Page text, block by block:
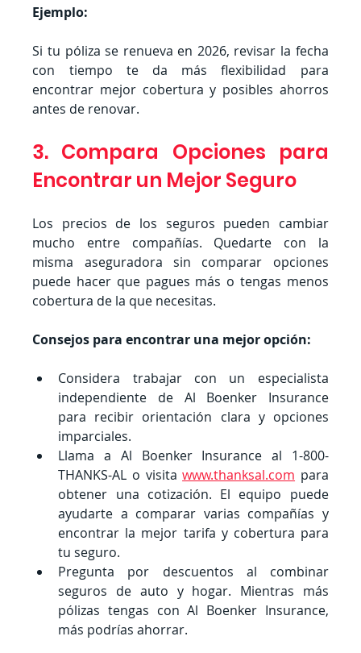
Ejemplo:
Si tu póliza se renueva en 2026, revisar la fecha
con tiempo te da más flexibilidad para
encontrar mejor cobertura y posibles ahorros
antes de renovar.
3. Compara Opciones para
Encontrar un Mejor Seguro
Los precios de los seguros pueden cambiar
mucho entre compañías. Quedarte con la
misma aseguradora sin comparar opciones
puede hacer que pagues más o tengas menos
cobertura de la que necesitas.
Consejos para encontrar una mejor opción:
Considera trabajar con un especialista
independiente de Al Boenker Insurance
para recibir orientación clara y opciones
imparciales.
Llama a Al Boenker Insurance al 1-800-
THANKS-AL o visita www.thanksal.com para
obtener una cotización. El equipo puede
ayudarte a comparar varias compañías y
encontrar la mejor tarifa y cobertura para
tu seguro.
Pregunta por descuentos al combinar
seguros de auto y hogar. Mientras más
pólizas tengas con Al Boenker Insurance,
más podrías ahorrar.